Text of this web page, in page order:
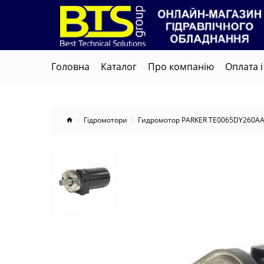
Головна Каталог Про компанію Оплата
Гідромотори Гидромотор PARKER